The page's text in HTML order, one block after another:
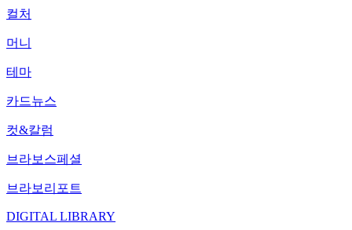
컬처
머니
테마
카드뉴스
컷&칼럼
브라보스페셜
브라보리포트
DIGITAL LIBRARY